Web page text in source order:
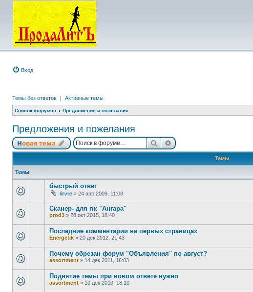
Вход
Темы без ответов | Активные темы
Список форумов Предложения и пожелания
Предложения и пожелания
Новая тема ПоискРасширенный поиск
Темы
Темы
быстрый ответ
linvile » 24 апр 2009, 11:08
Сканер- для г/к "Ангара"
prod3 » 28 окт 2015, 18:40
Последние комментарии на первых страницах
Energetik » 20 дек 2012, 21:43
Почему обрезан форум "Объявления" по август?
assortment » 14 дек 2011, 16:03
Поднятие темы при новом ответе нужно
assortment » 10 дек 2010, 18:10